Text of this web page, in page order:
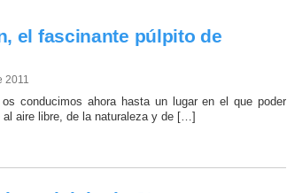
el fascinante púlpito de
2011
conducimos ahora hasta un lugar en el que poder
al aire libre, de la naturaleza y de […]